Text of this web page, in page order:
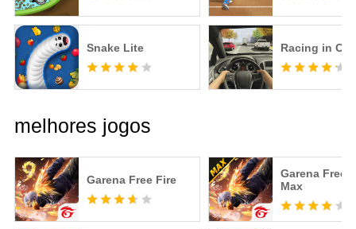
Snake Lite Racing in Car
melhores jogos
Garena Free Fire
Garena Free
Max